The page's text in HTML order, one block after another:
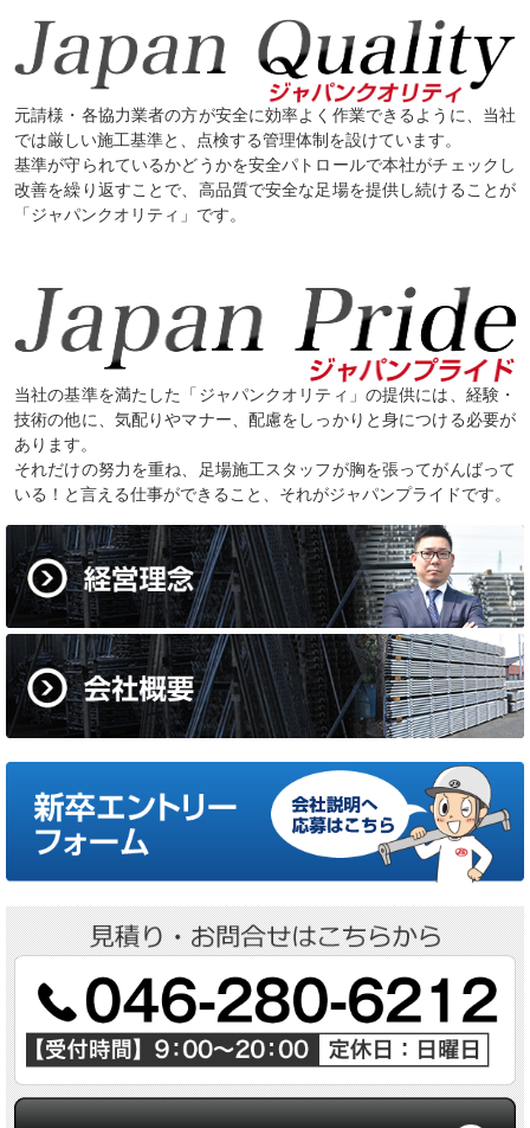
元請様・各協力業者の方が安全に効率よく作業できるように、当社
では厳しい施工基準と、点検する管理体制を設けています。
基準が守られているかどうかを安全パトロールで本社がチェックし
改善を繰り返すことで、高品質で安全な足場を提供し続けることが
「ジャパンクオリティ」です。
当社の基準を満たした「ジャパンクオリティ」の提供には、経験・
技術の他に、気配りやマナー、配慮をしっかりと身につける必要が
あります。
それだけの努力を重ね、足場施工スタッフが胸を張ってがんばって
いる！と言える仕事ができること、それがジャパンプライドです。